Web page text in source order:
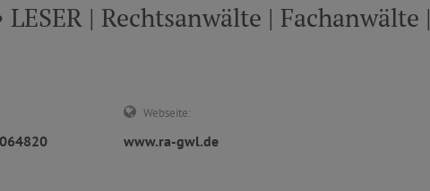
| Rechtsanwälte | Fachanwälte |
Webseite:
www.ra-gwl.de